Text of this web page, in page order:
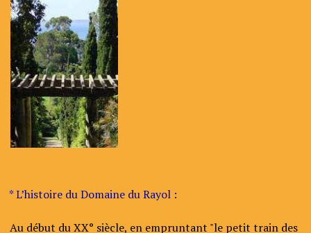
* L’histoire du Domaine du Rayol :
Au début du XX° siècle, en empruntant "le petit train des